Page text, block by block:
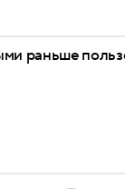
раньше